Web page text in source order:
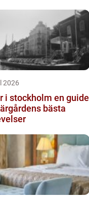
2026
en guide
bästa